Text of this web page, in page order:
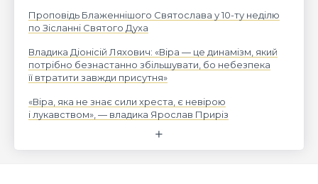
Проповідь Блаженнішого Святослава у 10-ту неділю
по Зісланні Святого Духа
Владика Діонісій Ляхович: «Віра — це динамізм, який
потрібно безнастанно збільшувати, бо небезпека
її втратити завжди присутня»
«Віра, яка не знає сили хреста, є невірою
і лукавством», — владика Ярослав Приріз